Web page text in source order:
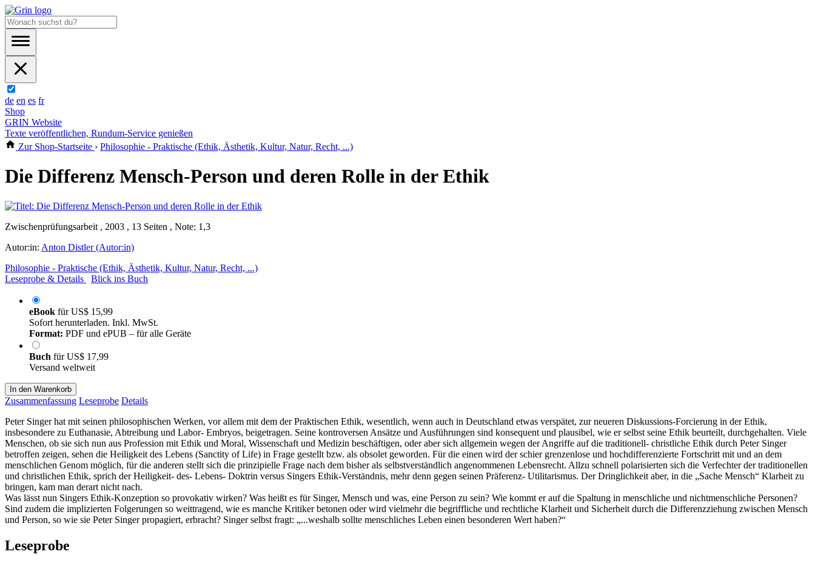
de en es fr
Shop
GRIN Website
Texte veröffentlichen, Rundum-Service genießen
Zur Shop-Startseite › Philosophie - Praktische (Ethik, Ästhetik, Kultur, Natur, Recht, ...)
Die Differenz Mensch-Person und deren Rolle in der Ethik
Zwischenprüfungsarbeit , 2003 , 13 Seiten , Note: 1,3
Autor:in: Anton Distler (Autor:in)
Philosophie - Praktische (Ethik, Ästhetik, Kultur, Natur, Recht, ...)
Leseprobe & Details
Blick ins Buch
eBook fürUS$ 15,99
Sofort herunterladen. Inkl. MwSt.
Format: PDF und ePUB – für alle Geräte
Buch fürUS$ 17,99
Versand weltweit
In den Warenkorb
Zusammenfassung Leseprobe Details
Peter Singer hat mit seinen philosophischen Werken, vor allem mit dem der Praktischen Ethik, wesentlich, wenn auch in Deutschland etwas verspätet, zur neueren Diskussions-Forcierung in der Ethik,
insbesondere zu Euthanasie, Abtreibung und Labor- Embryos, beigetragen. Seine kontroversen Ansätze und Ausführungen sind konsequent und plausibel, wie er selbst seine Ethik beurteilt, durchgehalten. Viele
Menschen, ob sie sich nun aus Profession mit Ethik und Moral, Wissenschaft und Medizin beschäftigen, oder aber sich allgemein wegen der Angriffe auf die traditionell- christliche Ethik durch Peter Singer
betroffen zeigen, sehen die Heiligkeit des Lebens (Sanctity of Life) in Frage gestellt bzw. als obsolet geworden. Für die einen wird der schier grenzenlose und hochdifferenzierte Fortschritt mit und an dem
menschlichen Genom möglich, für die anderen stellt sich die prinzipielle Frage nach dem bisher als selbstverständlich angenommenen Lebensrecht. Allzu schnell polarisierten sich die Verfechter der traditionellen
und christlichen Ethik, sprich der Heiligkeit- des- Lebens- Doktrin versus Singers Ethik-Verständnis, mehr denn gegen seinen Präferenz- Utilitarismus. Der Dringlichkeit aber, in die „Sache Mensch“ Klarheit zu
bringen, kam man derart nicht nach.
Was lässt nun Singers Ethik-Konzeption so provokativ wirken? Was heißt es für Singer, Mensch und was, eine Person zu sein? Wie kommt er auf die Spaltung in menschliche und nichtmenschliche Personen?
Sind zudem die implizierten Folgerungen so weittragend, wie es manche Kritiker betonen oder wird vielmehr die begriffliche und rechtliche Klarheit und Sicherheit durch die Differenzziehung zwischen Mensch
und Person, so wie sie Peter Singer propagiert, erbracht? Singer selbst fragt: „...weshalb sollte menschliches Leben einen besonderen Wert haben?“
Leseprobe